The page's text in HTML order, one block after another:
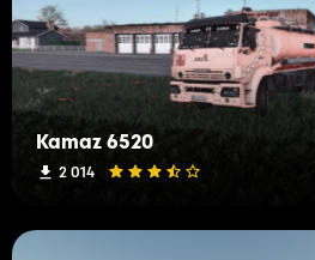
Kamaz 6520
2 014